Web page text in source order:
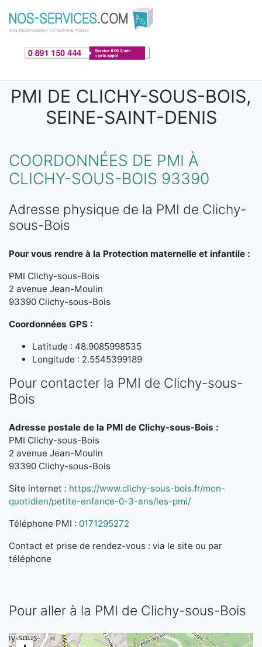
Aller au contenu principal
PMI DE CLICHY-SOUS-BOIS,
SEINE-SAINT-DENIS
COORDONNÉES DE PMI À
CLICHY-SOUS-BOIS 93390
Adresse physique de la PMI de Clichy-
sous-Bois
Pour vous rendre à la Protection maternelle et infantile :
PMI Clichy-sous-Bois
2 avenue Jean-Moulin
93390 Clichy-sous-Bois
Coordonnées GPS :
Latitude : 48.9085998535
Longitude : 2.5545399189
Pour contacter la PMI de Clichy-sous-
Bois
Adresse postale de la PMI de Clichy-sous-Bois :
PMI Clichy-sous-Bois
2 avenue Jean-Moulin
93390 Clichy-sous-Bois
Site internet : https://www.clichy-sous-bois.fr/mon-
quotidien/petite-enfance-0-3-ans/les-pmi/
Téléphone PMI : 0171295272
Contact et prise de rendez-vous : via le site ou par
téléphone
Pour aller à la PMI de Clichy-sous-Bois